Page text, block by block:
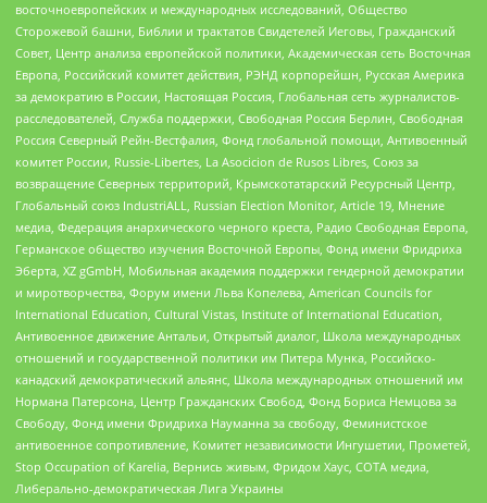
восточноевропейских и международных исследований, Общество
Сторожевой башни, Библии и трактатов Свидетелей Иеговы, Гражданский
Совет, Центр анализа европейской политики, Академическая сеть Восточная
Европа, Российский комитет действия, РЭНД корпорейшн, Русская Америка
за демократию в России, Настоящая Россия, Глобальная сеть журналистов-
расследователей, Служба поддержки, Свободная Россия Берлин, Свободная
Россия Северный Рейн-Вестфалия, Фонд глобальной помощи, Антивоенный
комитет России, Russie-Libertes, La Asocicion de Rusos Libres, Союз за
возвращение Северных территорий, Крымскотатарский Ресурсный Центр,
Глобальный союз IndustriALL, Russian Election Monitor, Article 19, Мнение
медиа, Федерация анархического черного креста, Радио Свободная Европа,
Германское общество изучения Восточной Европы, Фонд имени Фридриха
Эберта, XZ gGmbH, Мобильная академия поддержки гендерной демократии
и миротворчества, Форум имени Льва Копелева, American Councils for
International Education, Cultural Vistas, Institute of International Education,
Антивоенное движение Антальи, Открытый диалог, Школа международных
отношений и государственной политики им Питера Мунка, Российско-
канадский демократический альянс, Школа международных отношений им
Нормана Патерсона, Центр Гражданских Свобод, Фонд Бориса Немцова за
Свободу, Фонд имени Фридриха Науманна за свободу, Феминистское
антивоенное сопротивление, Комитет независимости Ингушетии, Прометей,
Stop Occupation of Karelia, Вернись живым, Фридом Хаус, СОТА медиа,
Либерально-демократическая Лига Украины